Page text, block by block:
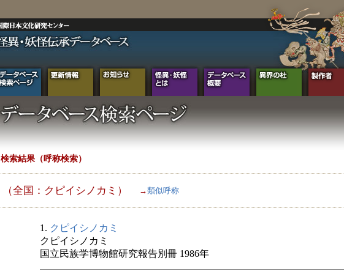
検索結果（呼称検索）
（全国：クピイシノカミ） →類似呼称
1. クピイシノカミ
クピイシノカミ
国立民族学博物館研究報告別冊 1986年